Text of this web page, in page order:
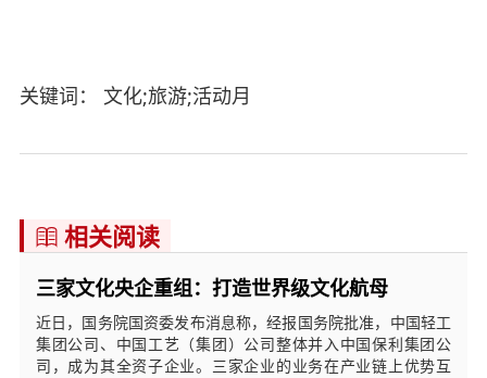
关键词： 文化;旅游;活动月
 相关阅读
三家文化央企重组：打造世界级文化航母
近日，国务院国资委发布消息称，经报国务院批准，中国轻工
集团公司、中国工艺（集团）公司整体并入中国保利集团公
司，成为其全资子企业。三家企业的业务在产业链上优势互